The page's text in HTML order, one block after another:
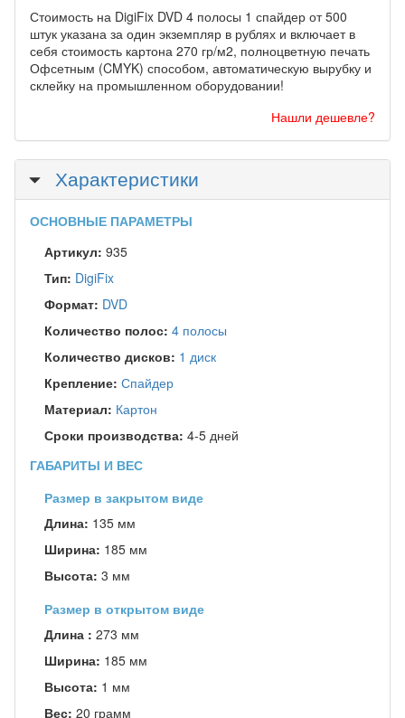
Стоимость на DigiFix DVD 4 полосы 1 спайдер от 500
штук указана за один экземпляр в рублях и включает в
себя стоимость картона 270 гр/м2, полноцветную печать
Офсетным (CMYK) способом, автоматическую вырубку и
склейку на промышленном оборудовании!
Нашли дешевле?
Скрыть
Характеристики
ОСНОВНЫЕ ПАРАМЕТРЫ
Артикул: 935
Тип: DigiFix
Формат: DVD
Количество полос: 4 полосы
Количество дисков: 1 диск
Крепление: Спайдер
Материал: Картон
Сроки производства: 4-5 дней
ГАБАРИТЫ И ВЕС
Размер в закрытом виде
Длина: 135 мм
Ширина: 185 мм
Высота: 3 мм
Размер в открытом виде
Длина : 273 мм
Ширина: 185 мм
Высота: 1 мм
Вес: 20 грамм